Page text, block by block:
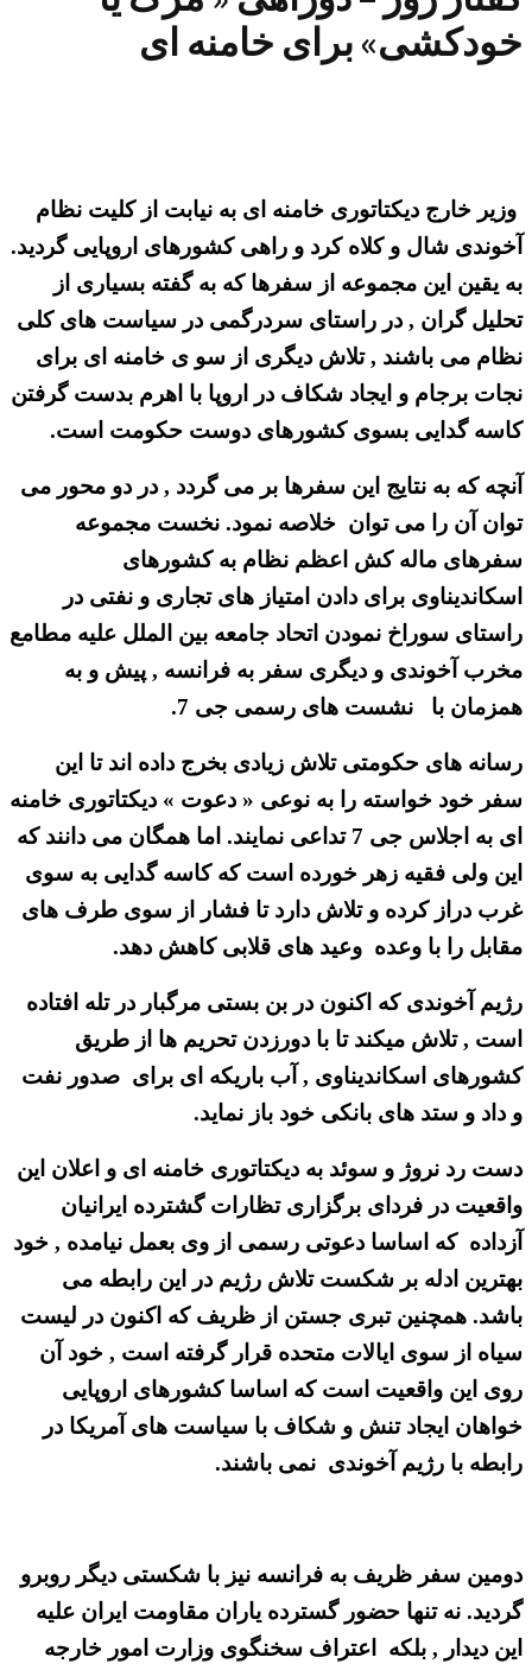
خودکشی» برای خامنه ای
وزیر خارج دیکتاتوری خامنه ای به نیابت از کلیت نظام
آخوندی شال و کلاه کرد و راهی کشورهای اروپایی گردید.
به یقین این مجموعه از سفرها که به گفته بسیاری از
تحلیل گران , در راستای سردرگمی در سیاست های کلی
نظام می باشند , تلاش دیگری از سو ی خامنه ای برای
نجات برجام و ایجاد شکاف در اروپا با اهرم بدست گرفتن
کاسه گدایی بسوی کشورهای دوست حکومت است.
آنچه که به نتایج این سفرها بر می گردد , در دو محور می
توان آن را می توان خلاصه نمود. نخست مجموعه
سفرهای ماله کش اعظم نظام به کشورهای
اسکاندیناوی برای دادن امتیاز های تجاری و نفتی در
راستای سوراخ نمودن اتحاد جامعه بین الملل علیه مطامع
مخرب آخوندی و دیگری سفر به فرانسه , پیش و به
همزمان با نشست های رسمی جی 7.
رسانه های حکومتی تلاش زیادی بخرج داده اند تا این
سفر خود خواسته را به نوعی « دعوت » دیکتاتوری خامنه
ای به اجلاس جی 7 تداعی نمایند. اما همگان می دانند که
این ولی فقیه زهر خورده است که کاسه گدایی به سوی
غرب دراز کرده و تلاش دارد تا فشار از سوی طرف های
مقابل را با وعده وعید های قلابی کاهش دهد.
رژیم آخوندی که اکنون در بن بستی مرگبار در تله افتاده
است , تلاش میکند تا با دورزدن تحریم ها از طریق
کشورهای اسکاندیناوی , آب باریکه ای برای صدور نفت
و داد و ستد های بانکی خود باز نماید.
دست رد نروژ و سوئد به دیکتاتوری خامنه ای و اعلان این
واقعیت در فردای برگزاری تظارات گشترده ایرانیان
آزداده که اساسا دعوتی رسمی از وی بعمل نیامده , خود
بهترین ادله بر شکست تلاش رژیم در این رابطه می
باشد. همچنین تبری جستن از ظریف که اکنون در لیست
سیاه از سوی ایالات متحده قرار گرفته است , خود آن
روی این واقعیت است که اساسا کشورهای اروپایی
خواهان ایجاد تنش و شکاف با سیاست های آمریکا در
رابطه با رژیم آخوندی نمی باشند.
دومین سفر ظریف به فرانسه نیز با شکستی دیگر روبرو
گردید. نه تنها حضور گسترده یاران مقاومت ایران علیه
این دیدار , بلکه اعتراف سخنگوی وزارت امور خارجه